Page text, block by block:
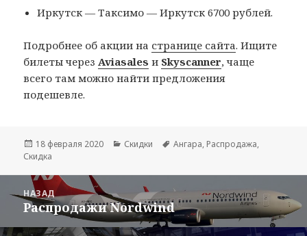
Иркутск — Таксимо — Иркутск 6700 рублей.
Подробнее об акции на странице сайта. Ищите
билеты черезAviasales и Skyscanner, чаще
всего там можно найти предложения
подешевле.
Опубликовано
18 февраля 2020 Рубрики
Скидки Метки
Ангара, Распродажа,
Скидка
Навигация
по
записям
НАЗАД
Предыдущая
Распродажи Nordwind